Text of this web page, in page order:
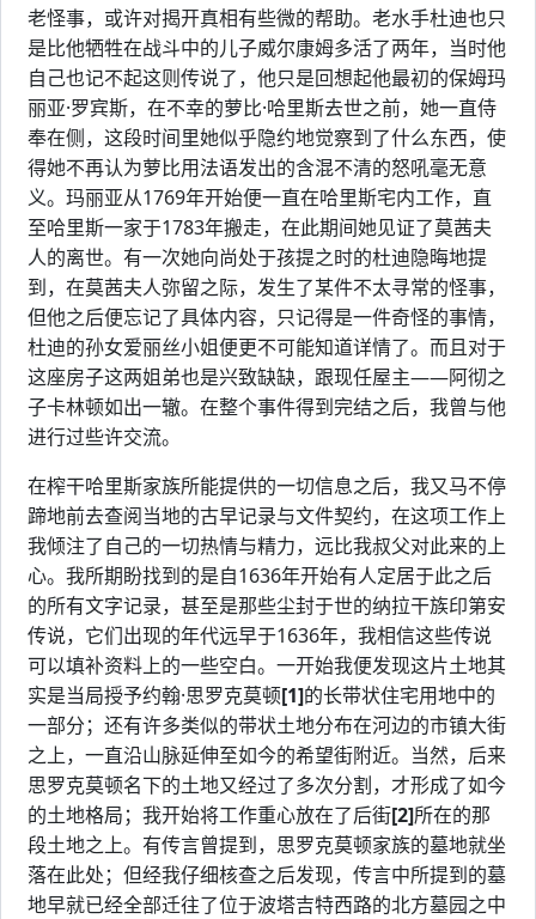
老怪事，或许对揭开真相有些微的帮助。老水手杜迪也只
是比他牺牲在战斗中的儿子威尔康姆多活了两年，当时他
自己也记不起这则传说了，他只是回想起他最初的保姆玛
丽亚·罗宾斯，在不幸的萝比·哈里斯去世之前，她一直侍
奉在侧，这段时间里她似乎隐约地觉察到了什么东西，使
得她不再认为萝比用法语发出的含混不清的怒吼毫无意
义。玛丽亚从1769年开始便一直在哈里斯宅内工作，直
至哈里斯一家于1783年搬走，在此期间她见证了莫茜夫
人的离世。有一次她向尚处于孩提之时的杜迪隐晦地提
到，在莫茜夫人弥留之际，发生了某件不太寻常的怪事，
但他之后便忘记了具体内容，只记得是一件奇怪的事情，
杜迪的孙女爱丽丝小姐便更不可能知道详情了。而且对于
这座房子这两姐弟也是兴致缺缺，跟现任屋主——阿彻之
子卡林顿如出一辙。在整个事件得到完结之后，我曾与他
进行过些许交流。
在榨干哈里斯家族所能提供的一切信息之后，我又马不停
蹄地前去查阅当地的古早记录与文件契约，在这项工作上
我倾注了自己的一切热情与精力，远比我叔父对此来的上
心。我所期盼找到的是自1636年开始有人定居于此之后
的所有文字记录，甚至是那些尘封于世的纳拉干族印第安
传说，它们出现的年代远早于1636年，我相信这些传说
可以填补资料上的一些空白。一开始我便发现这片土地其
实是当局授予约翰·思罗克莫顿[1]的长带状住宅用地中的
一部分；还有许多类似的带状土地分布在河边的市镇大街
之上，一直沿山脉延伸至如今的希望街附近。当然，后来
思罗克莫顿名下的土地又经过了多次分割，才形成了如今
的土地格局；我开始将工作重心放在了后街[2]所在的那
段土地之上。有传言曾提到，思罗克莫顿家族的墓地就坐
落在此处；但经我仔细核查之后发现，传言中所提到的墓
地早就已经全部迁往了位于波塔吉特西路的北方墓园之中